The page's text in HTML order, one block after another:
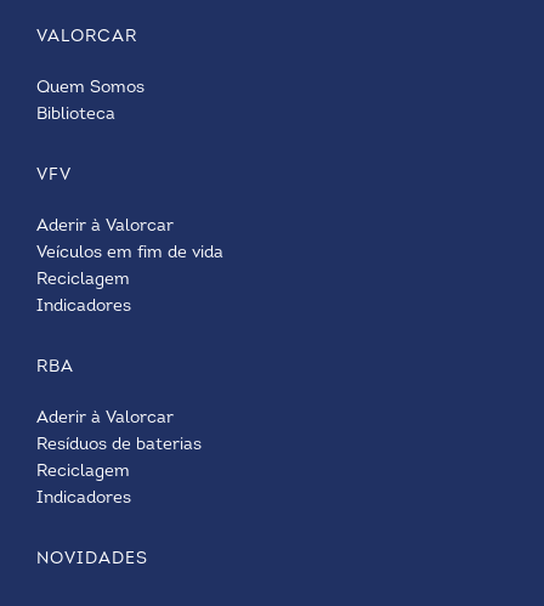
VALORCAR
Quem Somos
Biblioteca
VFV
Aderir à Valorcar
Veículos em fim de vida
Reciclagem
Indicadores
RBA
Aderir à Valorcar
Resíduos de baterias
Reciclagem
Indicadores
NOVIDADES